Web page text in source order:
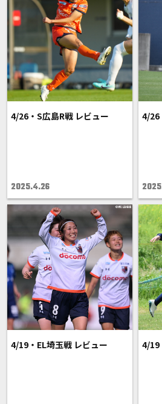
4/26・S広島R戦 レビュー
2025.4.26
4/26
4/19・EL埼玉戦 レビュー 4/19